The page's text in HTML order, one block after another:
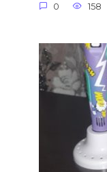
0 158